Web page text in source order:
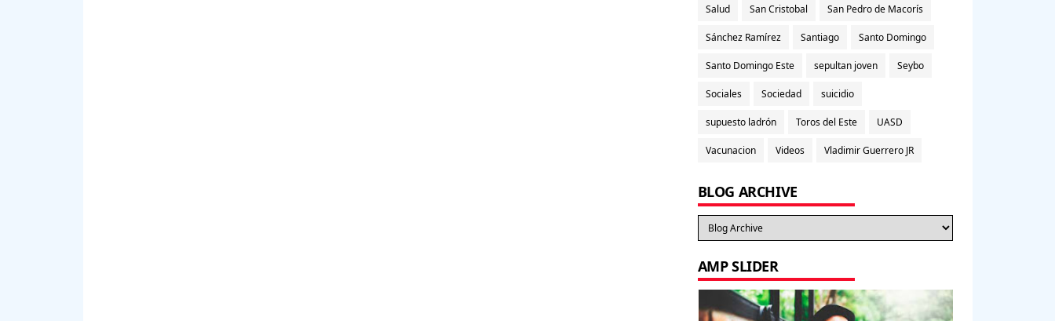
Salud San Cristobal San Pedro de Macorís
Sánchez Ramírez Santiago Santo Domingo
Santo Domingo Este sepultan joven Seybo
Sociales Sociedad suicidio
supuesto ladrón Toros del Este UASD
Vacunacion Videos Vladimir Guerrero JR
BLOG ARCHIVE
AMP SLIDER